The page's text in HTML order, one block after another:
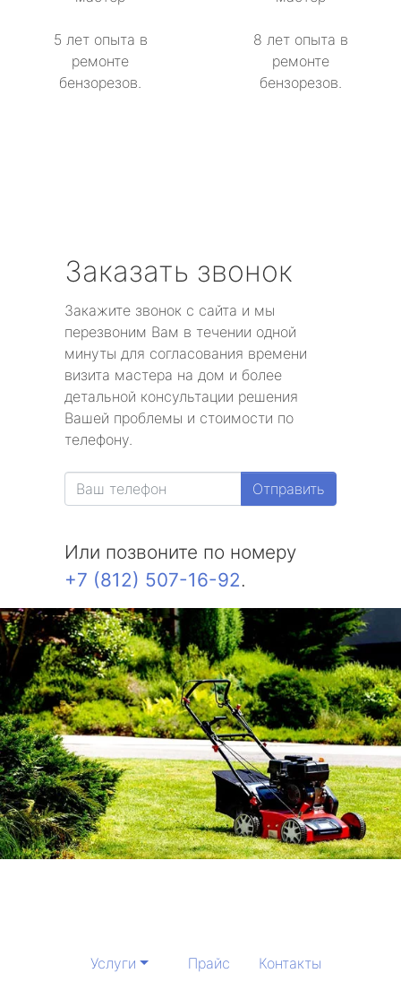
5 лет опыта в
ремонте
бензорезов.
8 лет опыта в
ремонте
бензорезов.
Заказать звонок
Закажите звонок с сайта и мы
перезвоним Вам в течении одной
минуты для согласования времени
визита мастера на дом и более
детальной консультации решения
Вашей проблемы и стоимости по
телефону.
Отправить
Или позвоните по номеру
+7 (812) 507-16-92.
Услуги Прайс Контакты